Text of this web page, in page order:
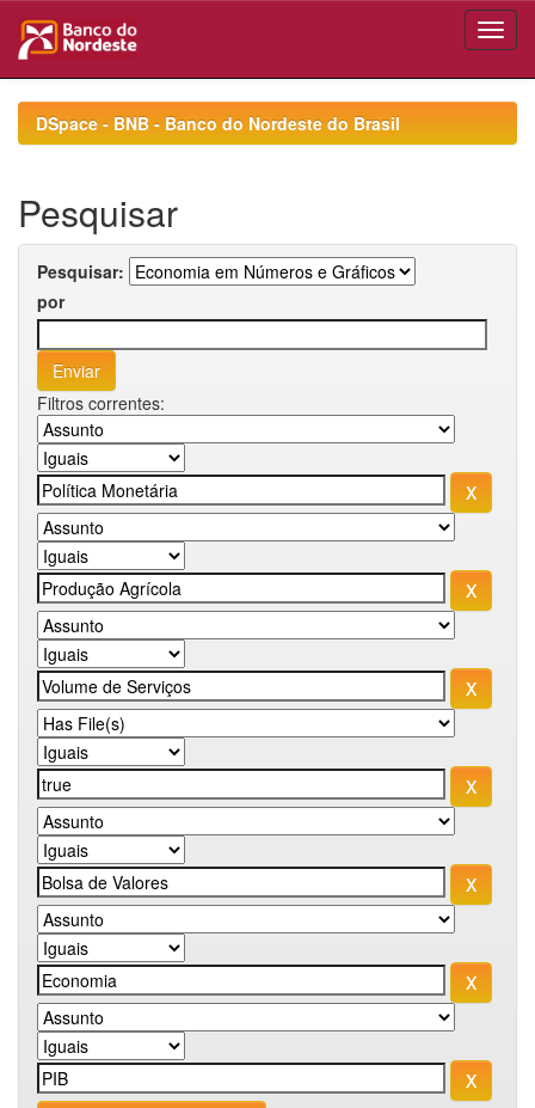
navigationDSpace - BNB - Banco do Nordeste do Brasil
Pesquisar
Pesquisar:
por
Filtros correntes: